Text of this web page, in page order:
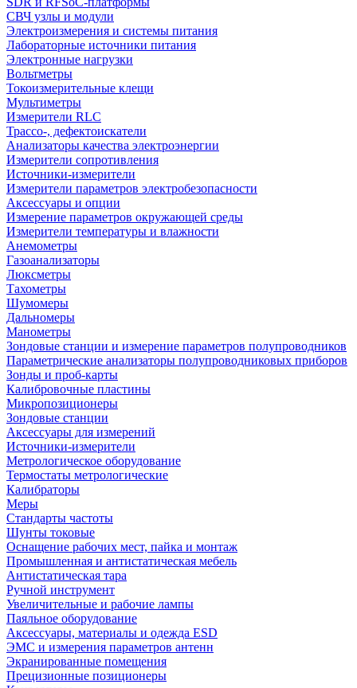
СВЧ узлы и модули
Электроизмерения и системы питания
Лабораторные источники питания
Электронные нагрузки
Вольтметры
Токоизмерительные клещи
Мультиметры
Измерители RLC
Трассо-, дефектоискатели
Анализаторы качества электроэнергии
Измерители сопротивления
Источники-измерители
Измерители параметров электробезопасности
Аксессуары и опции
Измерение параметров окружающей среды
Измерители температуры и влажности
Анемометры
Газоанализаторы
Люксметры
Тахометры
Шумомеры
Дальномеры
Манометры
Зондовые станции и измерение параметров полупроводников
Параметрические анализаторы полупроводниковых приборов
Зонды и проб-карты
Калибровочные пластины
Микропозиционеры
Зондовые станции
Аксессуары для измерений
Источники-измерители
Метрологическое оборудование
Термостаты метрологические
Калибраторы
Меры
Стандарты частоты
Шунты токовые
Оснащение рабочих мест, пайка и монтаж
Промышленная и антистатическая мебель
Антистатическая тара
Ручной инструмент
Увеличительные и рабочие лампы
Паяльное оборудование
Аксессуары, материалы и одежда ESD
ЭМС и измерения параметров антенн
Экранированные помещения
Прецизионные позиционеры